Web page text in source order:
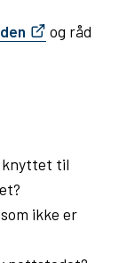
og råd
knyttet til
ikke er